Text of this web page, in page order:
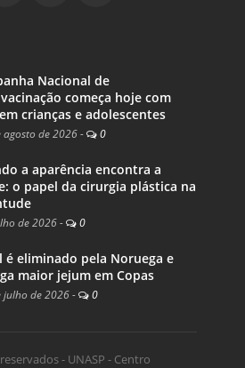
Nacional de
começa hoje com
crianças e adolescentes
agosto de 2026- 0
a aparência encontra a
o papel da cirurgia plástica na
de 2026 - 0
é eliminado pela Noruega e
maior jejum em Copas
julho de 2026 - 0
- UNASP - Centro